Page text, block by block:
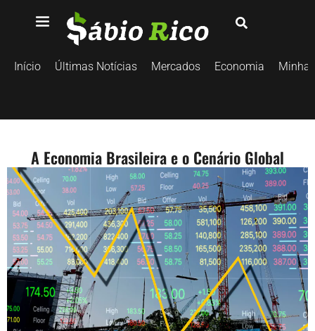
Início Últimas Notícias Mercados Economia
A Economia Brasileira e o Cenário Global